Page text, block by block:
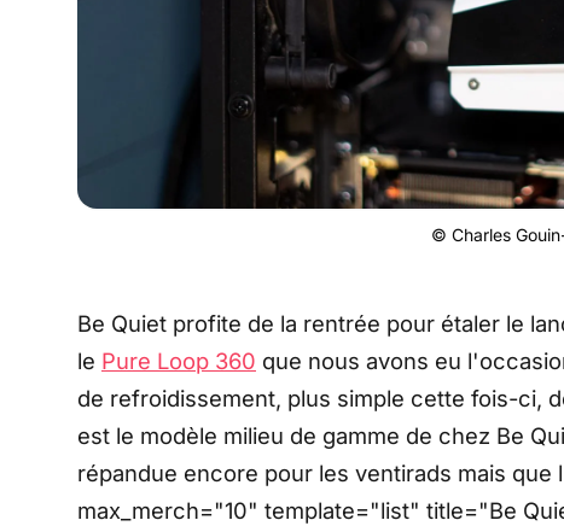
© Charles
Be Quiet profite de la rentrée pour étaler le
le Pure Loop 360 que nous avons eu
de refroidissement, plus simple cette fois-ci,
est le modèle milieu de gamme de chez Be
répandue encore pour les ventirads mais
max_merch="10" template="list" title="Be